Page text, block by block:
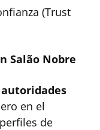
(Trust
Salão Nobre
autoridades
en el
de